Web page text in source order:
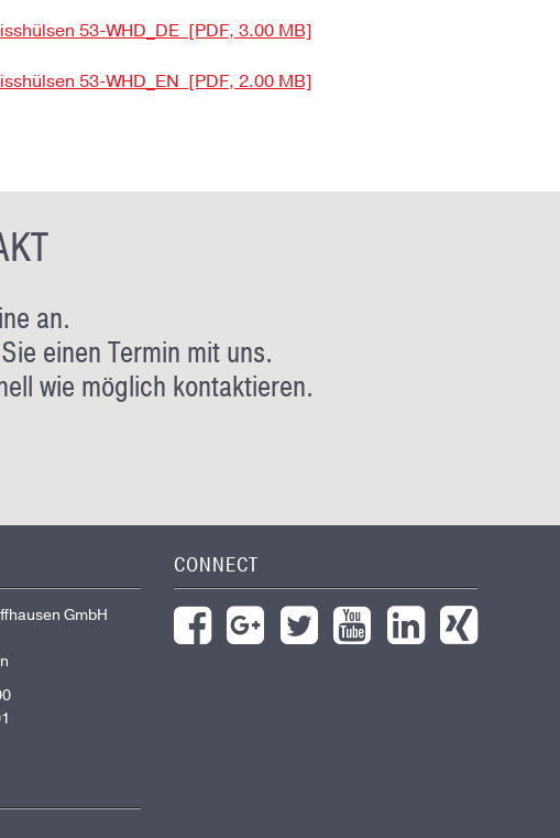
53-WHD_DE [PDF, 3.00 MB]
53-WHD_EN [PDF, 2.00 MB]
an.
einen Termin mit uns.
wie möglich kontaktieren.
GmbH
CONNECT